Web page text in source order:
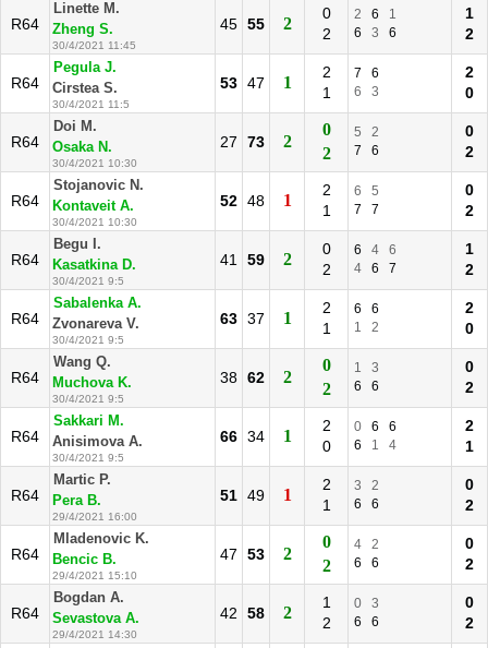
R64
Linette M.
Zheng S.
30/4/2021 11:45
45 55 2
0
2
2 6
1
6
3 6
1
2
R64
Pegula J.
Cirstea S.
30/4/2021 11:5
53 47 1
2
1
7
6
6
3
2
0
R64
Doi M.
Osaka N.
30/4/2021 10:30
27 73 2
0
2
5
2
7
6
0
2
R64
Stojanovic N.
Kontaveit A.
30/4/2021 10:30
52 48 1
2
1
6
5
7
7
0
2
R64
Begu I.
Kasatkina D.
30/4/2021 9:5
41 59 2
0
2
6 4
6
4
6 7
1
2
R64
Sabalenka A.
Zvonareva V.
30/4/2021 9:5
63 37 1
2
1
6
6
1
2
2
0
R64
Wang Q.
Muchova K.
30/4/2021 9:5
38 62 2
0
2
1
3
6
6
0
2
R64
Sakkari M.
Anisimova A.
30/4/2021 9:5
66 34 1
2
0
0 6
6
6
1 4
2
1
R64
Martic P.
Pera B.
29/4/2021 16:00
51 49 1
2
1
3
2
6
6
0
2
R64
Mladenovic K.
Bencic B.
29/4/2021 15:10
47 53 2
0
2
4
2
6
6
0
2
R64
Bogdan A.
Sevastova A.
29/4/2021 14:30
42 58 2
1
2
0
3
6
6
0
2